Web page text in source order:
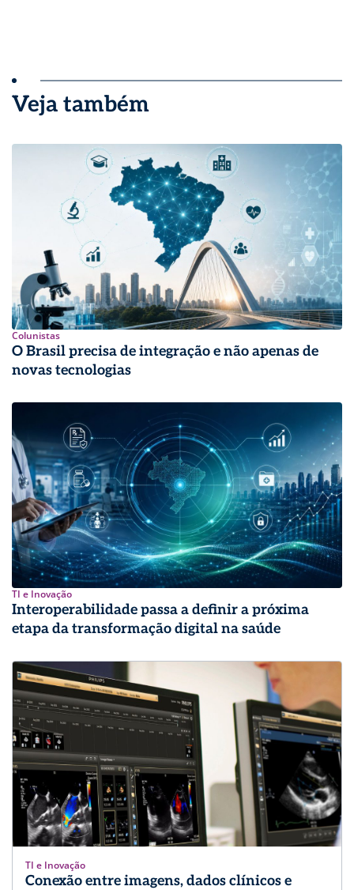
Veja também
Colunistas
O Brasil precisa de integração e não apenas de
novas tecnologias
TI e Inovação
Interoperabilidade passa a definir a próxima
etapa da transformação digital na saúde
TI e Inovação
Conexão entre imagens, dados clínicos e